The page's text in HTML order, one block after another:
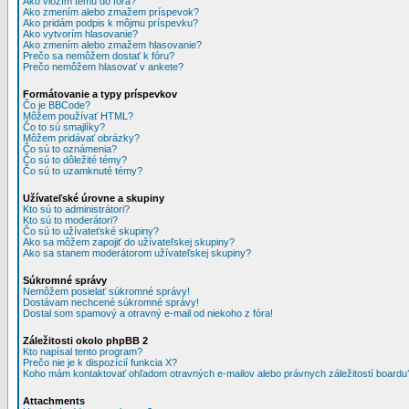
Ako zmením alebo zmažem príspevok?
Ako pridám podpis k môjmu príspevku?
Ako vytvorím hlasovanie?
Ako zmením alebo zmažem hlasovanie?
Prečo sa nemôžem dostať k fóru?
Prečo nemôžem hlasovať v ankete?
Formátovanie a typy príspevkov
Čo je BBCode?
Môžem používať HTML?
Čo to sú smajlíky?
Môžem pridávať obrázky?
Čo sú to oznámenia?
Čo sú to dôležité témy?
Čo sú to uzamknuté témy?
Užívateľské úrovne a skupiny
Kto sú to administrátori?
Kto sú to moderátori?
Čo sú to užívateťské skupiny?
Ako sa môžem zapojiť do užívateľskej skupiny?
Ako sa stanem moderátorom užívateľskej skupiny?
Súkromné správy
Nemôžem posielať súkromné správy!
Dostávam nechcené súkromné správy!
Dostal som spamový a otravný e-mail od niekoho z fóra!
Záležitosti okolo phpBB 2
Kto napísal tento program?
Prečo nie je k dispozícií funkcia X?
Koho mám kontaktovať ohľadom otravných e-mailov alebo právnych záležitostí
Attachments